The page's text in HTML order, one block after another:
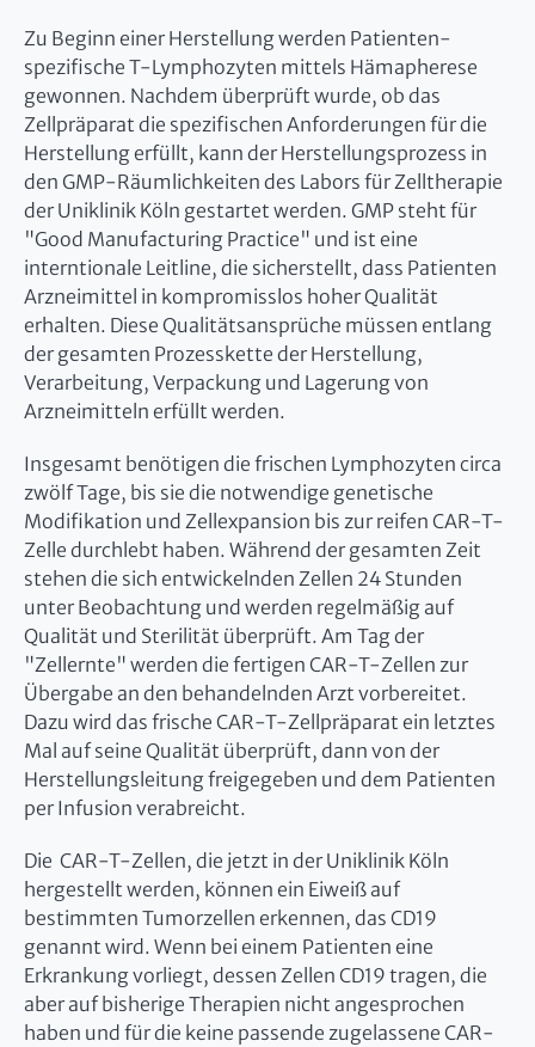
Zu Beginn einer Herstellung werden Patienten-
spezifische T-Lymphozyten mittels Hämapherese
gewonnen. Nachdem überprüft wurde, ob das
Zellpräparat die spezifischen Anforderungen für die
Herstellung erfüllt, kann der Herstellungsprozess in
den GMP-Räumlichkeiten des Labors für Zelltherapie
der Uniklinik Köln gestartet werden. GMP steht für
"Good Manufacturing Practice" und ist eine
interntionale Leitline, die sicherstellt, dass Patienten
Arzneimittel in kompromisslos hoher Qualität
erhalten. Diese Qualitätsansprüche müssen entlang
der gesamten Prozesskette der Herstellung,
Verarbeitung, Verpackung und Lagerung von
Arzneimitteln erfüllt werden.
Insgesamt benötigen die frischen Lymphozyten circa
zwölf Tage, bis sie die notwendige genetische
Modifikation und Zellexpansion bis zur reifen CAR-T-
Zelle durchlebt haben. Während der gesamten Zeit
stehen die sich entwickelnden Zellen 24 Stunden
unter Beobachtung und werden regelmäßig auf
Qualität und Sterilität überprüft. Am Tag der
"Zellernte" werden die fertigen CAR-T-Zellen zur
Übergabe an den behandelnden Arzt vorbereitet.
Dazu wird das frische CAR-T-Zellpräparat ein letztes
Mal auf seine Qualität überprüft, dann von der
Herstellungsleitung freigegeben und dem Patienten
per Infusion verabreicht.
Die CAR-T-Zellen, die jetzt in der Uniklinik Köln
hergestellt werden, können ein Eiweiß auf
bestimmten Tumorzellen erkennen, das CD19
genannt wird. Wenn bei einem Patienten eine
Erkrankung vorliegt, dessen Zellen CD19 tragen, die
aber auf bisherige Therapien nicht angesprochen
haben und für die keine passende zugelassene CAR-